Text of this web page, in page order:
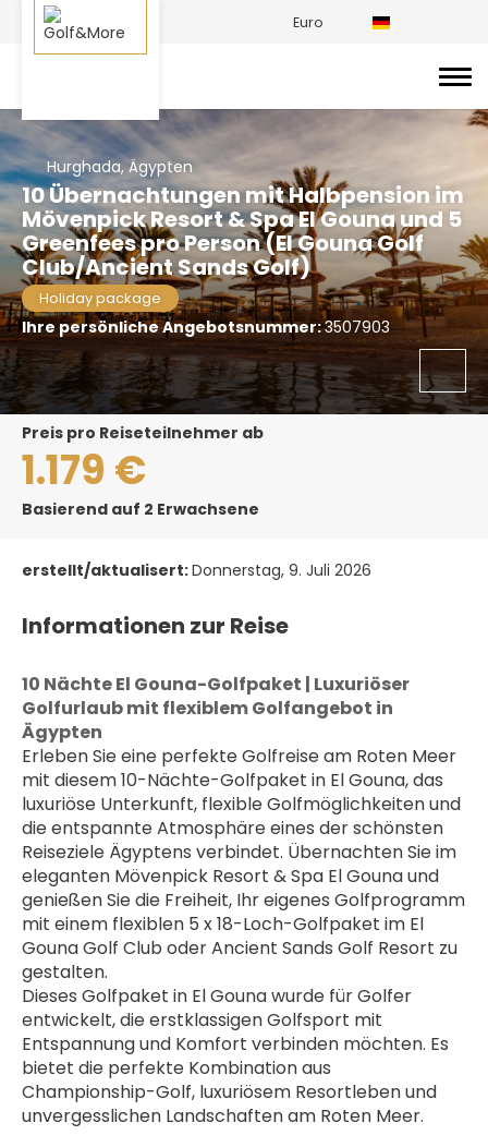
Euro
Hurghada, Ägypten
10 Übernachtungen mit Halbpension im
Mövenpick Resort & Spa El Gouna und 5
Greenfees pro Person (El Gouna Golf
Club/Ancient Sands Golf)
Holiday package
Ihre persönliche Angebotsnummer:3507903
Preis pro Reiseteilnehmer ab
1.179 €
Basierend auf 2 Erwachsene
erstellt/aktualisert:Donnerstag, 9. Juli 2026
Informationen zur Reise
10 Nächte El Gouna-Golfpaket | Luxuriöser
Golfurlaub mit flexiblem Golfangebot in
Ägypten
Erleben Sie eine perfekte Golfreise am Roten Meer
mit diesem 10-Nächte-Golfpaket in El Gouna, das
luxuriöse Unterkunft, flexible Golfmöglichkeiten und
die entspannte Atmosphäre eines der schönsten
Reiseziele Ägyptens verbindet. Übernachten Sie im
eleganten Mövenpick Resort & Spa El Gouna und
genießen Sie die Freiheit, Ihr eigenes Golfprogramm
mit einem flexiblen 5 x 18-Loch-Golfpaket im El
Gouna Golf Club oder Ancient Sands Golf Resort zu
gestalten.
Dieses Golfpaket in El Gouna wurde für Golfer
entwickelt, die erstklassigen Golfsport mit
Entspannung und Komfort verbinden möchten. Es
bietet die perfekte Kombination aus
Championship-Golf, luxuriösem Resortleben und
unvergesslichen Landschaften am Roten Meer.